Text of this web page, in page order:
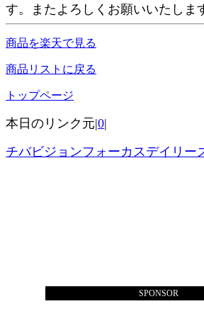
す。またよろしくお願いいたしま
商品を楽天で見る
商品リストに戻る
トップページ
本日のリンク元|0|
チバビジョンフォーカスデイリー
SPONSOR